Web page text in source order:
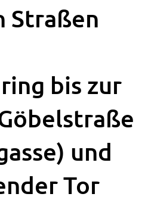
Straßen
bis zur
und
Tor